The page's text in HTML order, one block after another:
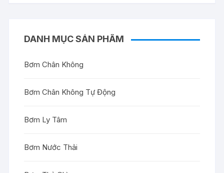
DANH MỤC SẢN PHẨM
Bơm Chân Không
Bơm Chân Không Tự Động
Bơm Ly Tâm
Bơm Nước Thải